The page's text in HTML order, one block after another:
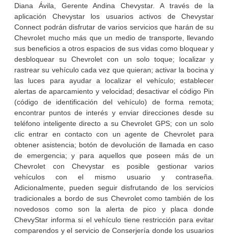
Diana Ávila, Gerente Andina Chevystar. A través de la
aplicación Chevystar los usuarios activos de Chevystar
Connect podrán disfrutar de varios servicios que harán de su
Chevrolet mucho más que un medio de transporte, llevando
sus beneficios a otros espacios de sus vidas como bloquear y
desbloquear su Chevrolet con un solo toque; localizar y
rastrear su vehículo cada vez que quieran; activar la bocina y
las luces para ayudar a localizar el vehículo; establecer
alertas de aparcamiento y velocidad; desactivar el código Pin
(código de identificación del vehículo) de forma remota;
encontrar puntos de interés y enviar direcciones desde su
teléfono inteligente directo a su Chevrolet GPS; con un solo
clic entrar en contacto con un agente de Chevrolet para
obtener asistencia; botón de devolución de llamada en caso
de emergencia; y para aquellos que poseen más de un
Chevrolet con Chevystar es posible gestionar varios
vehículos con el mismo usuario y contraseña.
Adicionalmente, pueden seguir disfrutando de los servicios
tradicionales a bordo de sus Chevrolet como también de los
novedosos como son la alerta de pico y placa donde
ChevyStar informa si el vehículo tiene restricción para evitar
comparendos y el servicio de Conserjería donde los usuarios